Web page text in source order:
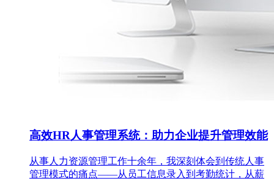
高效HR人事管理系统：助力企业提升管理效能
从事人力资源管理工作十余年，我深刻体会到传统人事
管理模式的痛点——从员工信息录入到考勤统计，从薪